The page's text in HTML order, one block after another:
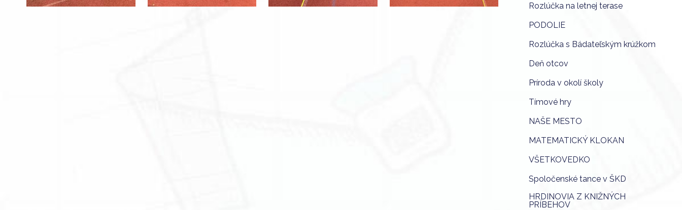
Rozlúčka na letnej terase
PODOLIE
Rozlúčka s Bádateľským krúžkom
Deň otcov
Príroda v okolí školy
Tímové hry
NAŠE MESTO
MATEMATICKÝ KLOKAN
VŠETKOVEDKO
Spoločenské tance v ŠKD
HRDINOVIA Z KNIŽNÝCH
PRÍBEHOV